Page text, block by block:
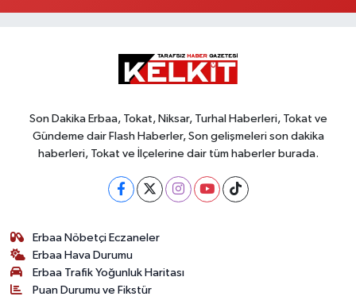
Son Dakika Erbaa, Tokat, Niksar, Turhal Haberleri, Tokat ve
Gündeme dair Flash Haberler, Son gelişmeleri son dakika
haberleri, Tokat ve İlçelerine dair tüm haberler burada.
Erbaa Nöbetçi Eczaneler
Erbaa Hava Durumu
Erbaa Trafik Yoğunluk Haritası
Puan Durumu ve Fikstür